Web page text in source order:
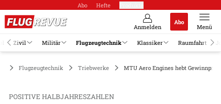
Abo Hefte
Anmelden
Abo
Menü
Zivil Militär Flugzeugtechnik Klassiker Raumfahrt
Flugzeugtechnik Triebwerke MTU Aero Engines hebt
POSITIVE HALBJAHRESZAHLEN